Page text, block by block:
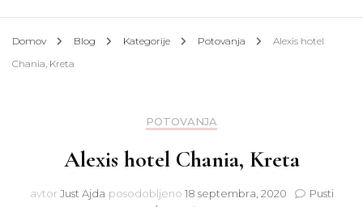
Domov Blog Kategorije Potovanja
Alexis hotel
Chania, Kreta
POTOVANJA
Alexis hotel Chania, Kreta
avtor Just Ajda posodobljeno 18 septembra, 2020
Pusti